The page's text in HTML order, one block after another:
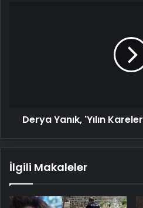
Derya Yanık, 'Yılın
İlgili Makaleler